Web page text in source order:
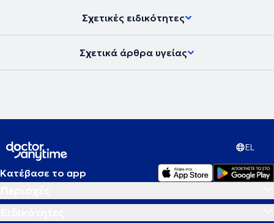
Σχετικές ειδικότητες
Σχετικά άρθρα υγείας
EL
Κατέβασε το app